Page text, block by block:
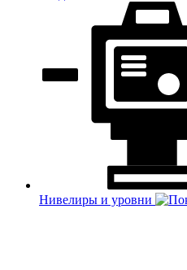
Нивелиры и уровни